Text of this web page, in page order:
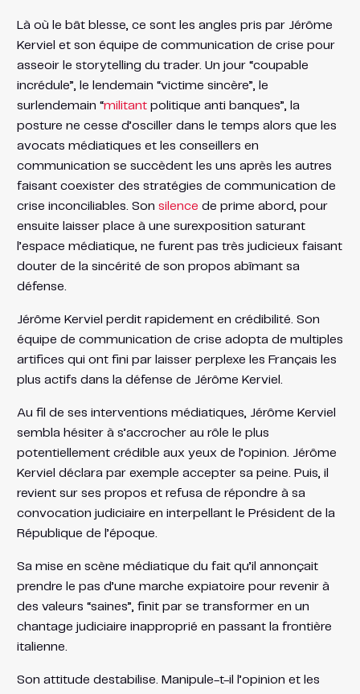
Là où le bât blesse, ce sont les angles pris par Jérôme
Kerviel et son équipe de communication de crise pour
asseoir le storytelling du trader. Un jour “coupable
incrédule”, le lendemain “victime sincère”, le
surlendemain “militantpolitique anti banques”, la
posture ne cesse d’osciller dans le temps alors que les
avocats médiatiques et les conseillers en
communication se succèdent les uns après les autres
faisant coexister des stratégies de communication de
crise inconciliables. Son silence de prime abord, pour
ensuite laisser place à une surexposition saturant
l’espace médiatique, ne furent pas très judicieux faisant
douter de la sincérité de son propos abîmant sa
défense.
Jérôme Kerviel perdit rapidement en crédibilité. Son
équipe de communication de crise adopta de multiples
artifices qui ont fini par laisser perplexe les Français les
plus actifs dans la défense de Jérôme Kerviel.
Au fil de ses interventions médiatiques, Jérôme Kerviel
sembla hésiter à s’accrocher au rôle le plus
potentiellement crédible aux yeux de l’opinion. Jérôme
Kerviel déclara par exemple accepter sa peine. Puis, il
revient sur ses propos et refusa de répondre à sa
convocation judiciaire en interpellant le Président de la
République de l’époque.
Sa mise en scène médiatique du fait qu’il annonçait
prendre le pas d’une marche expiatoire pour revenir à
des valeurs “saines”, finit par se transformer en un
chantage judiciaire inapproprié en passant la frontière
italienne.
Son attitude destabilise. Manipule-t-il l’opinion et les